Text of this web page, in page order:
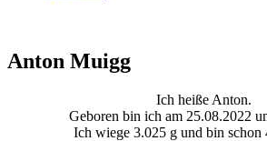
Anton Muigg
Ich heiße Anton.
Geboren bin ich am 25.08.2022
Ich wiege 3.025 g und bin schon